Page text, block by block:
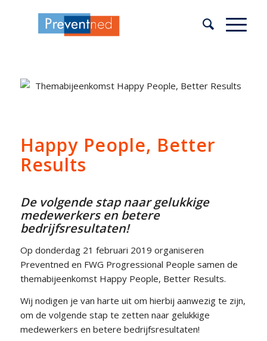
Happy People, Better
Results
De volgende stap naar gelukkige
medewerkers en betere
bedrijfsresultaten!
Op donderdag 21 februari 2019 organiseren
Preventned en FWG Progressional People samen de
themabijeenkomst Happy People, Better Results.
Wij nodigen je van harte uit om hierbij aanwezig te zijn,
om de volgende stap te zetten naar gelukkige
medewerkers en betere bedrijfsresultaten!